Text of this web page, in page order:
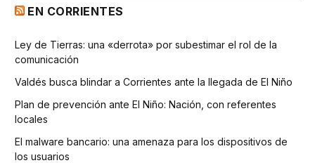
EN CORRIENTES
Ley de Tierras: una «derrota» por subestimar el rol de la
comunicación
Valdés busca blindar a Corrientes ante la llegada de El Niño
Plan de prevención ante El Niño: Nación, con referentes
locales
El malware bancario: una amenaza para los dispositivos de
los usuarios